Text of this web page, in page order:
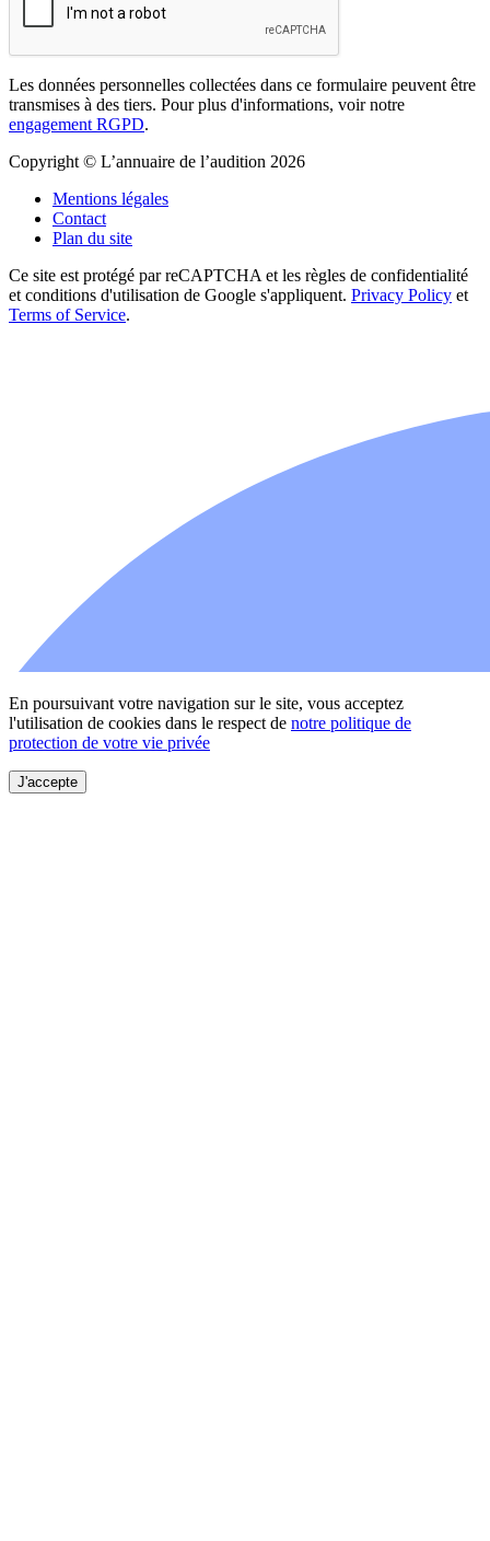
Les données personnelles collectées dans ce formulaire peuvent être
transmises à des tiers. Pour plus d'informations, voir notre
engagement RGPD.
Copyright © L’annuaire de l’audition 2026
Mentions légales
Contact
Plan du site
Ce site est protégé par reCAPTCHA et les règles de confidentialité
et conditions d'utilisation de Google s'appliquent. Privacy Policy et
Terms of Service.
En poursuivant votre navigation sur le site, vous acceptez
l'utilisation de cookies dans le respect de notre politique de
protection de votre vie privée
J'accepte